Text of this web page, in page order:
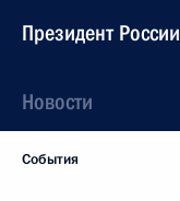
Президент России
Новости
События